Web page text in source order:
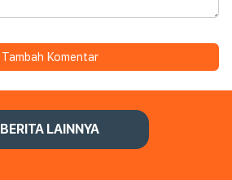
Tambah Komentar
BERITA LAINNYA